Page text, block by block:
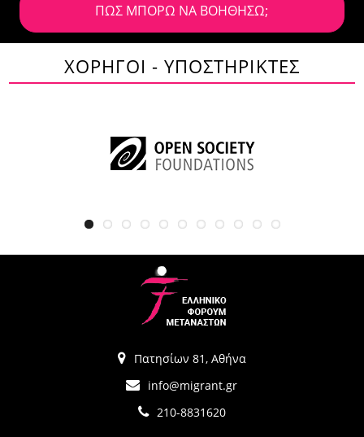
ΠΩΣ ΜΠΟΡΩ ΝΑ ΒΟΗΘΗΣΩ;
ΧΟΡΗΓΟΙ - ΥΠΟΣΤΗΡΙΚΤΕΣ
Πατησίων 81, Αθήνα
info@migrant.gr
210-8831620